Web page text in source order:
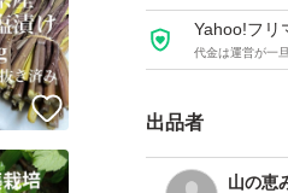
- 宮城県産 天然
野菜ですので
Yahoo!フリ
代金は運営が一
出品者
山の恵
いいね！